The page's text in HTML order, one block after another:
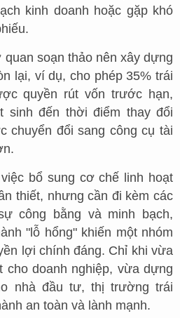
kinh doanh hoặc gặp khó
soạn thảo nên xây dựng
lại, ví dụ, cho phép 35% trái
quyền rút vốn trước hạn,
sinh đến thời điểm thay đổi
chuyển đổi sang công cụ tài
bổ sung cơ chế linh hoạt
thiết, nhưng cần đi kèm các
công bằng và minh bạch,
"lỗ hổng" khiến một nhóm
lợi chính đáng. Chỉ khi vừa
cho doanh nghiệp, vừa dựng
nhà đầu tư, thị trường trái
an toàn và lành mạnh.